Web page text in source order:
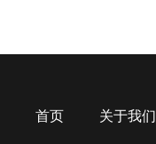
首页 关于我们